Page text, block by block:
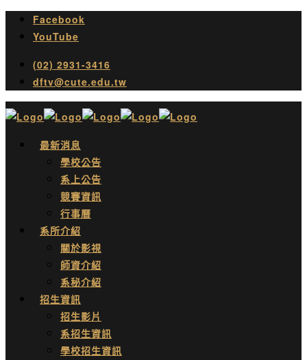
Facebook
YouTube
(02) 2931-3416
dftv@cute.edu.tw
最新消息
學校公告
系上公告
競賽資訊
行事曆
系所介紹
關於影視
師資介紹
系秘介紹
招生資訊
招生影片
系招生資訊
學校招生資訊